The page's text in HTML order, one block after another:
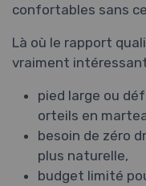
confortables sans
Là où le rapport
vraiment
pied large ou
orteils en
besoin de zéro
plus naturelle,
budget limité